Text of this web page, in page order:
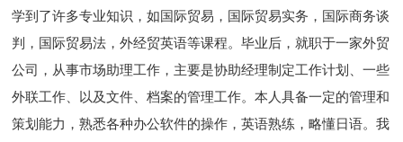
学到了许多专业知识，如国际贸易，国际贸易实务，国际商务谈
判，国际贸易法，外经贸英语等课程。毕业后，就职于一家外贸
公司，从事市场助理工作，主要是协助经理制定工作计划、一些
外联工作、以及文件、档案的管理工作。本人具备一定的管理和
策划能力，熟悉各种办公软件的操作，英语熟练，略懂日语。我